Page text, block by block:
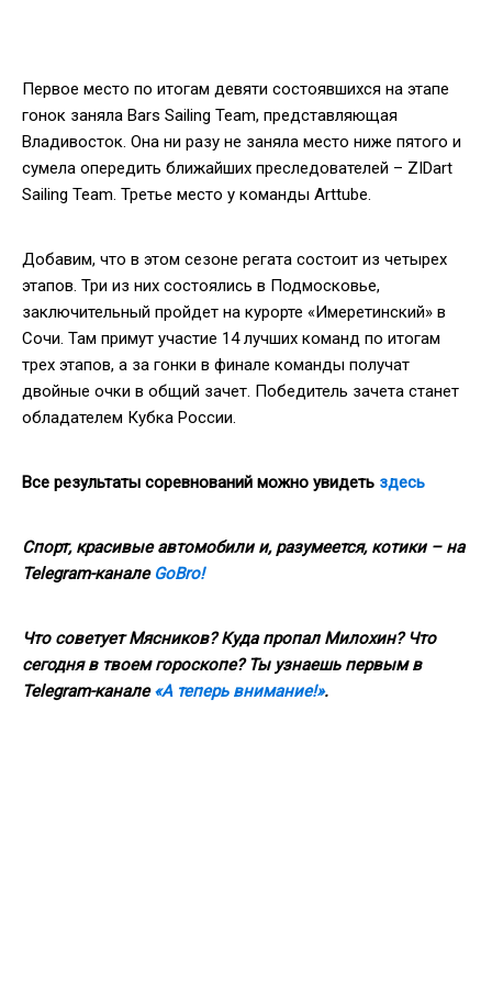
Первое место по итогам девяти состоявшихся на этапе
гонок заняла Bars Sailing Team, представляющая
Владивосток. Она ни разу не заняла место ниже пятого и
сумела опередить ближайших преследователей – ZIDart
Sailing Team. Третье место у команды Arttube.
Добавим, что в этом сезоне регата состоит из четырех
этапов. Три из них состоялись в Подмосковье,
заключительный пройдет на курорте «Имеретинский» в
Сочи. Там примут участие 14 лучших команд по итогам
трех этапов, а за гонки в финале команды получат
двойные очки в общий зачет. Победитель зачета станет
обладателем Кубка России.
Все результаты соревнований можно увидеть здесь
Спорт, красивые автомобили и, разумеется, котики – на
Telegram-канале GoBro!
Что советует Мясников? Куда пропал Милохин? Что
сегодня в твоем гороскопе? Ты узнаешь первым в
Telegram-канале«А теперь внимание!».